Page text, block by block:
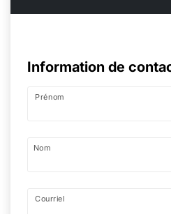
Information de
Prénom
Nom
Courriel